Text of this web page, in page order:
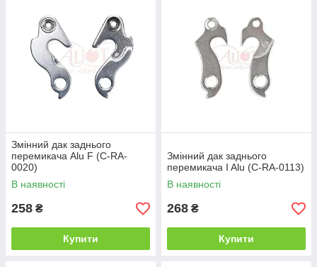
Змінний дак заднього
перемикача Alu F (C-RA-
0020)
В наявності
258 ₴
Купити
Змінний дак заднього
перемикача I Alu (C-RA-0113)
В наявності
268 ₴
Купити